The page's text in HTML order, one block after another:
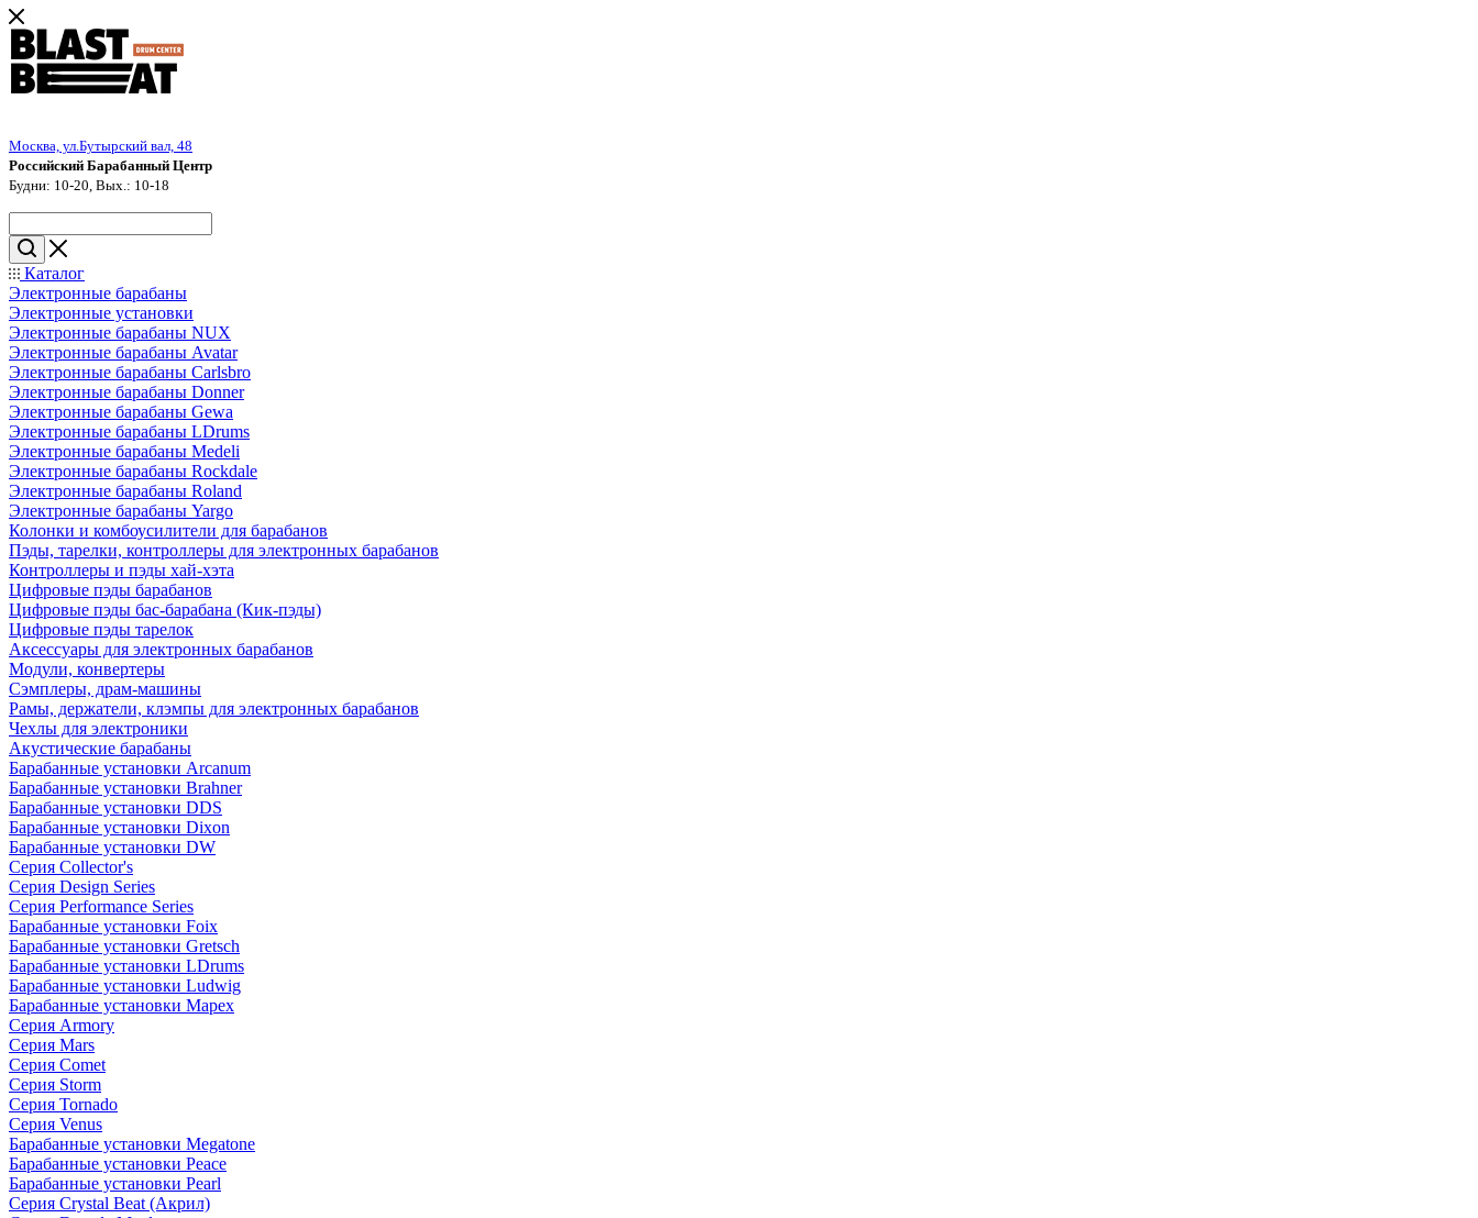
Москва, ул.Бутырский вал, 48
Российский Барабанный Центр
Будни: 10-20, Вых.: 10-18
Каталог
Электронные барабаны
Электронные установки
Электронные барабаны NUX
Электронные барабаны Avatar
Электронные барабаны Carlsbro
Электронные барабаны Donner
Электронные барабаны Gewa
Электронные барабаны LDrums
Электронные барабаны Medeli
Электронные барабаны Rockdale
Электронные барабаны Roland
Электронные барабаны Yargo
Колонки и комбоусилители для барабанов
Пэды, тарелки, контроллеры для электронных барабанов
Контроллеры и пэды хай-хэта
Цифровые пэды барабанов
Цифровые пэды бас-барабана (Кик-пэды)
Цифровые пэды тарелок
Аксессуары для электронных барабанов
Модули, конвертеры
Сэмплеры, драм-машины
Рамы, держатели, клэмпы для электронных барабанов
Чехлы для электроники
Акустические барабаны
Барабанные установки Arcanum
Барабанные установки Brahner
Барабанные установки DDS
Барабанные установки Dixon
Барабанные установки DW
Серия Collector's
Серия Design Series
Серия Performance Series
Барабанные установки Foix
Барабанные установки Gretsch
Барабанные установки LDrums
Барабанные установки Ludwig
Барабанные установки Mapex
Серия Armory
Серия Mars
Серия Comet
Серия Storm
Серия Tornado
Серия Venus
Барабанные установки Megatone
Барабанные установки Peace
Барабанные установки Pearl
Серия Crystal Beat (Акрил)